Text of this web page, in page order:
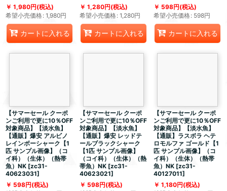
1,980円(税込)
希望小売価格: 1,980円
カートに入れる
1,280円(税込)
希望小売価格: 1,280円
カートに入れる
598円(税込)
希望小売価格: 598円
カートに入れる
【サマーセール クーポ
ンご利用で更に10％OFF
対象商品】【淡水魚】
【通販】爆安 アルビノ
レインボーシャーク【1
匹 サンプル画像】（コ
イ科）（生体）（熱帯
魚）NK [zc31-
40623031]
598円(税込)
【サマーセール クーポ
ンご利用で更に10％OFF
対象商品】【淡水魚】
【通販】爆安 レッドテ
ールブラックシャーク
【1匹 サンプル画像】
（コイ科）（生体）（熱
帯魚）NK [zc31-
40623021]
598円(税込)
【サマーセール クーポ
ンご利用で更に10％OFF
対象商品】【淡水魚】
【通販】ラスボラ ヘテ
ロモルファ ゴールド【1
匹 サンプル画像】（コ
イ科）（生体）（熱帯
魚）NK [zc31-
40127011]
1,180円(税込)